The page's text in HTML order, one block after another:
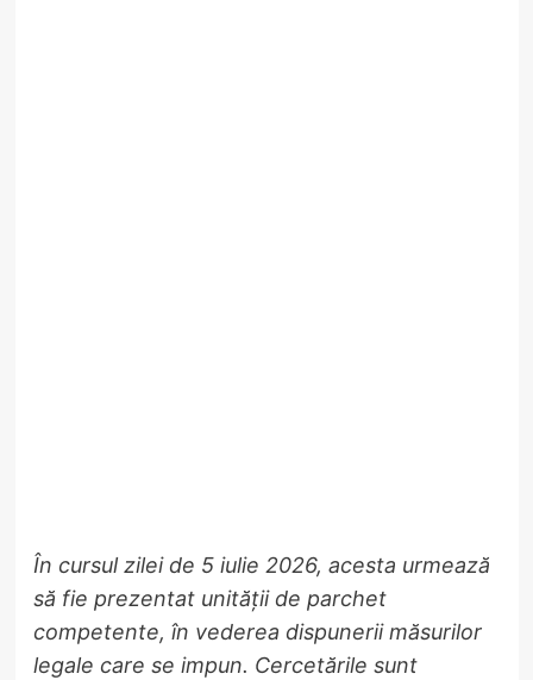
În cursul zilei de 5 iulie 2026, acesta urmează
să fie prezentat unității de parchet
competente, în vederea dispunerii măsurilor
legale care se impun. Cercetările sunt